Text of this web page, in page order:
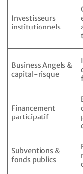
Investisseurs
institutionnels
Business Angels &
capital-risque
Financement
participatif
Subventions &
fonds publics